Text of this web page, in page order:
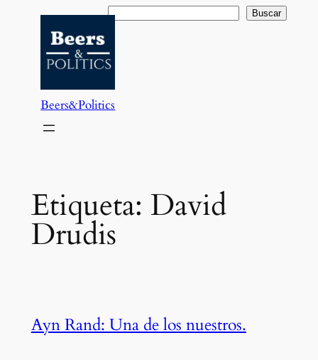
contenido
Buscar Buscar
Beers&Politics
Etiqueta: David
Drudis
Ayn Rand: Una de los nuestros.